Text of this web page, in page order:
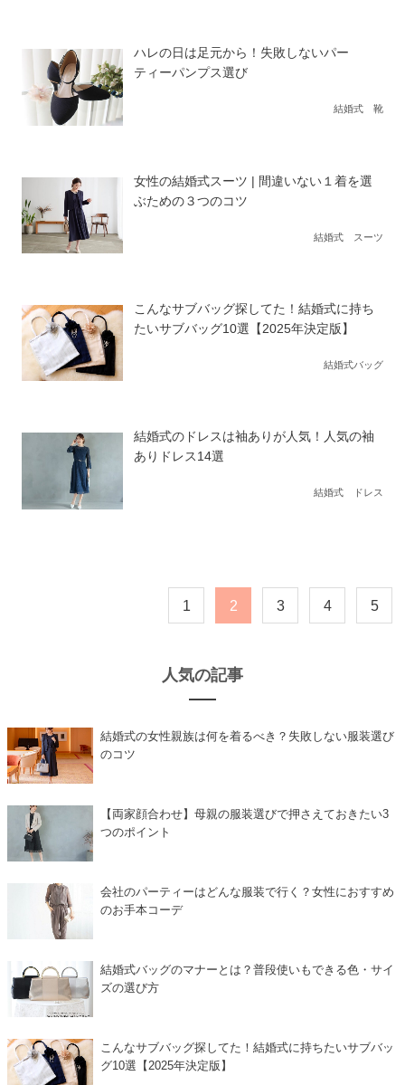
ハレの日は足元から！失敗しないパー
ティーパンプス選び
結婚式 靴
女性の結婚式スーツ | 間違いない１着を選
ぶための３つのコツ
結婚式 スーツ
こんなサブバッグ探してた！結婚式に持ち
たいサブバッグ10選【2025年決定版】
結婚式バッグ
結婚式のドレスは袖ありが人気！人気の袖
ありドレス14選
結婚式 ドレス
1 2 3 4 5
人気の記事
結婚式の女性親族は何を着るべき？失敗しない服装選び
のコツ
【両家顔合わせ】母親の服装選びで押さえておきたい3
つのポイント
会社のパーティーはどんな服装で行く？女性におすすめ
のお手本コーデ
結婚式バッグのマナーとは？普段使いもできる色・サイ
ズの選び方
こんなサブバッグ探してた！結婚式に持ちたいサブバッ
グ10選【2025年決定版】